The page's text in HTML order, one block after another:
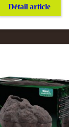
Détail article